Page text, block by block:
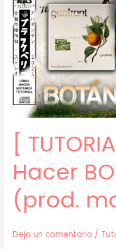
[
Hacer
(prod.
Deja un comentario /